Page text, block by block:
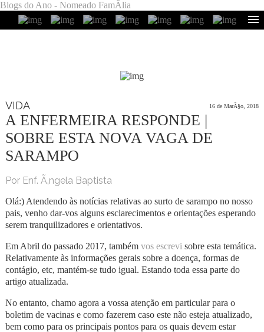
Blogs do Ano - Nomeado FamÃ­lia
VIDA 16 de MarÃ§o, 2018
A ENFERMEIRA RESPONDE |
SOBRE ESTA NOVA VAGA DE
SARAMPO
Por Enf. Ã‚ngela Baptista
Olá:) Atendendo às notícias relativas ao surto de sarampo no nosso
pais, venho dar-vos alguns esclarecimentos e orientações esperando
serem tranquilizadores e orientativos.
Em Abril do passado 2017, também vos escrevisobre esta temática.
Relativamente às informações gerais sobre a doença, formas de
contágio, etc, mantém-se tudo igual. Estando toda essa parte do
artigo atualizada.
No entanto, chamo agora a vossa atenção em particular para o
boletim de vacinas e como fazerem caso este não esteja atualizado,
bem como para os principais pontos para os quais devem estar